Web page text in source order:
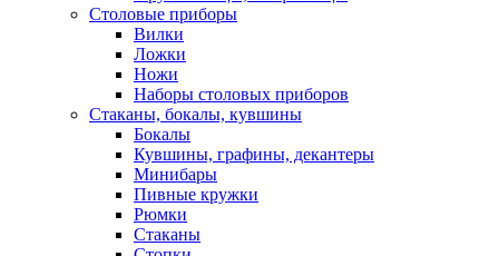
Столовые приборы
Вилки
Ложки
Ножи
Наборы столовых приборов
Стаканы, бокалы, кувшины
Бокалы
Кувшины, графины, декантеры
Минибары
Пивные кружки
Рюмки
Стаканы